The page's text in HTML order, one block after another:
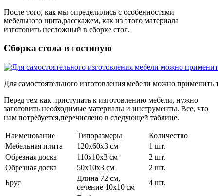
После того, как мы определились с особенностями
мебельного щита,расскажем, как из этого материала
изготовить несложный в сборке стол.
Сборка стола в гостиную
Для самостоятельного изготовления мебели можно применить
Перед тем как приступать к изготовлению мебели, нужно
заготовить необходимые материалы и инструменты. Все, что
нам потребуется,перечислено в следующей таблице.
Наименование Типоразмеры
Количество
Мебельная плита
120х60х3 см
1 шт.
Обрезная доска
110х10х3 см
2 шт.
Обрезная доска
50х10х3 см
2 шт.
Брус
Длина 72 см,
сечение 10х10 см
4 шт.